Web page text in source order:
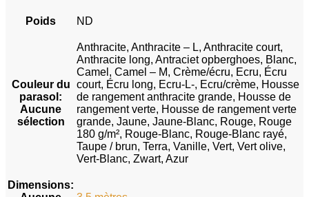
Poids ND
Couleur du
parasol :
Aucune
sélection
Anthracite, Anthracite – L, Anthracite court,
Anthracite long, Antraciet opberghoes, Blanc,
Camel, Camel – M, Crème/écru, Ecru, Écru
court, Écru long, Ecru-L-, Ecru/crème, Housse
de rangement anthracite grande, Housse de
rangement verte, Housse de rangement verte
grande, Jaune, Jaune-Blanc, Rouge, Rouge
180 g/m², Rouge-Blanc, Rouge-Blanc rayé,
Taupe / brun, Terra, Vanille, Vert, Vert olive,
Vert-Blanc, Zwart, Azur
Dimensions: